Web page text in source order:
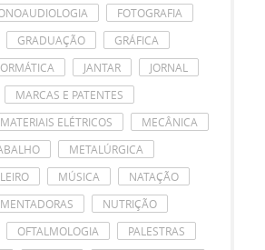
FOTOGRAFIA
GRADUAÇÃO
GRÁFICA
JANTAR
JORNAL
MARCAS E PATENTES
MATERIAIS ELÉTRICOS
MECÂNICA
METALÚRGICA
MÚSICA
NATAÇÃO
NUTRIÇÃO
OFTALMOLOGIA
PALESTRAS